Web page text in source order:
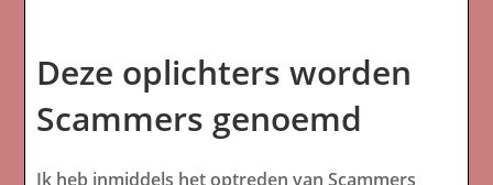
Deze oplichters worden
Scammers genoemd
Ik heb inmiddels het optreden van Scammers